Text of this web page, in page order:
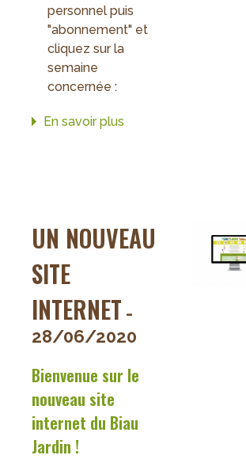
personnel puis
"abonnement" et
cliquez sur la
semaine
concernée :
En savoir plus
?
UN NOUVEAU
SITE
INTERNET -
28/06/2020
Bienvenue sur le
nouveau site
internet du Biau
Jardin !